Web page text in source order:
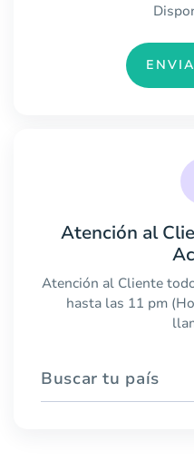
Atención al
Atención al Cliente
hasta las 11 pm
Buscar tu país